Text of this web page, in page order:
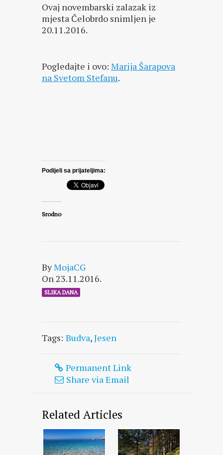
Ovaj novembarski zalazak iz
mjesta Čelobrdo snimljen je
20.11.2016.
Pogledajte i ovo: Marija Šarapova
na Svetom Stefanu.
Podijeli sa prijateljima:
Srodno
ByMojaCG
On 23.11.2016.
SLIKA DANA
Tags: Budva,Jesen
Permanent Link
Share via Email
Related Articles